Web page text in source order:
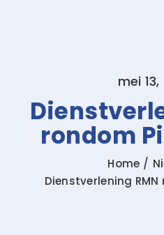
Zoeken
naar:
mei
rondom
Home
Dienstverlening